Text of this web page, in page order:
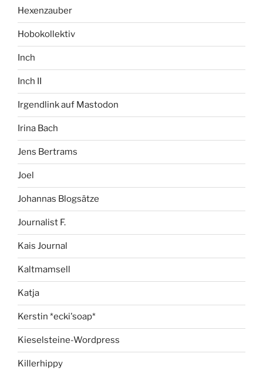
Hexenzauber
Hobokollektiv
Inch
Inch II
Irgendlink auf Mastodon
Irina Bach
Jens Bertrams
Joel
Johannas Blogsätze
Journalist F.
Kais Journal
Kaltmamsell
Katja
Kerstin *ecki'soap*
Kieselsteine-Wordpress
Killerhippy